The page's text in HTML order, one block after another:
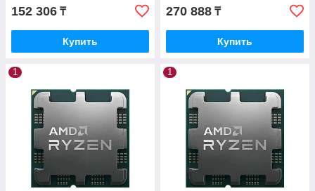
152 306 ₸
Купить
270 888 ₸
Купить
1 1